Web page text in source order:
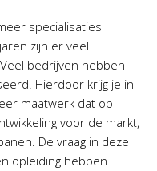
specialisaties
zijn er veel
bedrijven hebben
Hierdoor krijg je in
maatwerk dat op
voor de markt,
De vraag in deze
opleiding hebben